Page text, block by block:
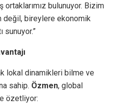
ortaklarımız bulunuyor. Bizim
bireylere ekonomik
sunuyor.”
lokal dinamikleri bilme ve
sahip. Özmen, global
özetliyor: